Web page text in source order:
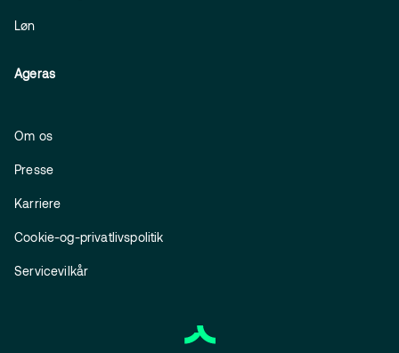
Løn
Ageras
Om os
Presse
Karriere
Cookie-og-privatlivspolitik
Servicevilkår